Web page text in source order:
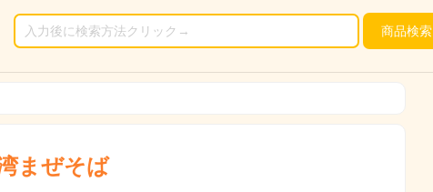
商品検索
まぜそば